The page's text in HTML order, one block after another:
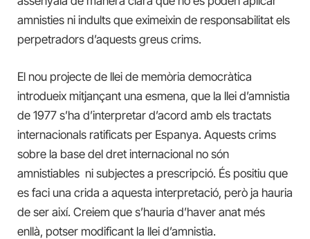
amnisties ni indults que eximeixin de responsabilitat els
perpetradors d’aquests greus crims.
El nou projecte de llei de memòria democràtica
introdueix mitjançant una esmena, que la llei d’amnistia
de 1977 s’ha d’interpretar d’acord amb els tractats
internacionals ratificats per Espanya. Aquests crims
sobre la base del dret internacional no són
amnistiables ni subjectes a prescripció. És positiu que
es faci una crida a aquesta interpretació, però ja hauria
de ser així. Creiem que s’hauria d’haver anat més
enllà, potser modificant la llei d’amnistia.